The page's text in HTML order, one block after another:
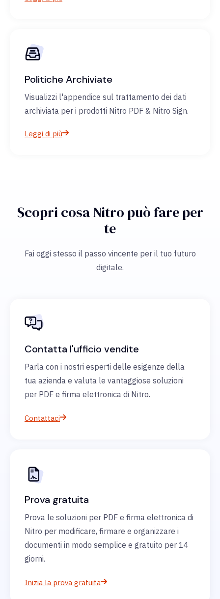
Politiche Archiviate
Visualizzi l'appendice sul trattamento dei dati
archiviata per i prodotti Nitro PDF & Nitro Sign.
Leggi di più
Scopri cosa Nitro può fare per
te
Fai oggi stesso il passo vincente per il tuo futuro
digitale.
Contatta l'ufficio vendite
Parla con i nostri esperti delle esigenze della
tua azienda e valuta le vantaggiose soluzioni
per PDF e firma elettronica di Nitro.
Contattaci
Prova gratuita
Prova le soluzioni per PDF e firma elettronica di
Nitro per modificare, firmare e organizzare i
documenti in modo semplice e gratuito per 14
giorni.
Inizia la prova gratuita